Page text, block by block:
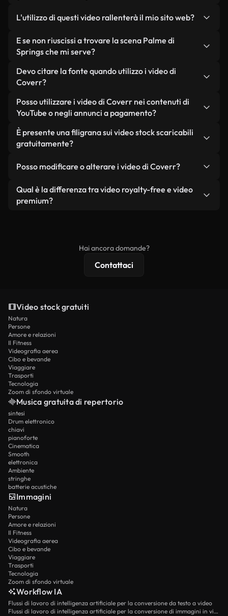
da filmati reali, girati da persone, relativi a Palme
di Springs, e da video generati dall'intelligenza
artificiale. Ogni video è chiaramente etichettato,
così saprai sempre cosa stai utilizzando.
L'utilizzo di questi video rallenterà il mio sito web?
Non se scegli le nostre versioni ottimizzate.
Offriamo formati leggeri e pronti per il web,
mantengono alta la qualità, riducono al minimo i
tempi di caricamento e migliorano parametri
come LCP.
E se non riuscissi a trovare la scena Palme di
Springs che mi serve?
Puoi crearne uno all'istante utilizzando Coverr AI
Studio. Ti basta descrivere la scena, ad esempio
genererà in pochi secondi un video personalizzato
in conformità con i nostri standard di licenza.
Devo citare la fonte quando utilizzo i video di
Coverr?
Non è richiesto alcun riconoscimento dell'autore.
Tutti i video presenti nella nostra libreria sono
senza citare il creatore, sebbene sia sempre
gradito.
Posso utilizzare i video di Coverr nei contenuti di
YouTube o negli annunci a pagamento?
Sì. Tutti i filmati di Coverr possono essere utilizzati
in video monetizzati su YouTube, promozioni sui
condizione che non si rivendano o ridistribuiscano
È presente una filigrana sui video stock scaricabili
gratuitamente?
reali o generati dall'intelligenza artificiale, include
filigrane. Avrai a disposizione filmati puliti e pronti
all'uso.
Posso modificare o alterare i video di Coverr?
Sì. Siete liberi di tagliare, ritagliare o remixare i
nostri video. Assicuratevi solo che il prodotto
Qual è la differenza tra video royalty-free e video
premium?
Hai ancora domande?
Contattaci
Video stock gratuiti
Natura
Persone
Amore e relazioni
Il Fitness
Videografia aerea
Cibo e bevande
Viaggiare
Trasporti
Tecnologia
Zoom di sfondo virtuale
Musica gratuita di repertorio
sintesi
Drum elettronico
chiavi
pianoforte
Cinematica
Smooth
elettronica
Ambiente
stringhe
batterie acustiche
Immagini
Natura
Persone
Amore e relazioni
Il Fitness
Videografia aerea
Cibo e bevande
Viaggiare
Trasporti
Tecnologia
Zoom di sfondo virtuale
Workflow IA
Flussi di lavoro di intelligenza artificiale per la conversione da testo a video
Flussi di lavoro di intelligenza artificiale per la conversione di immagini in video